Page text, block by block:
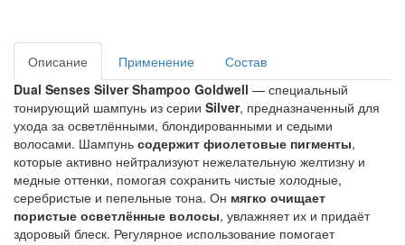
Описание Применение
Состав
Dual Senses Silver Shampoo Goldwell — специальный
тонирующий шампунь из серии Silver, предназначенный для
ухода за осветлёнными, блондированными и седыми
волосами. Шампунь содержит фиолетовые пигменты,
которые активно нейтрализуют нежелательную желтизну и
медные оттенки, помогая сохранить чистые холодные,
серебристые и пепельные тона. Он мягко очищает
пористые осветлённые волосы, увлажняет их и придаёт
здоровый блеск. Регулярное использование помогает